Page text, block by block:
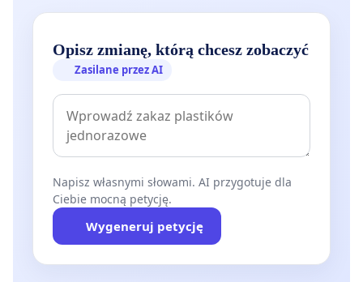
Opisz zmianę, którą chcesz zobaczyć
Zasilane przez AI
Napisz własnymi słowami. AI przygotuje dla
Ciebie mocną petycję.
Wygeneruj petycję